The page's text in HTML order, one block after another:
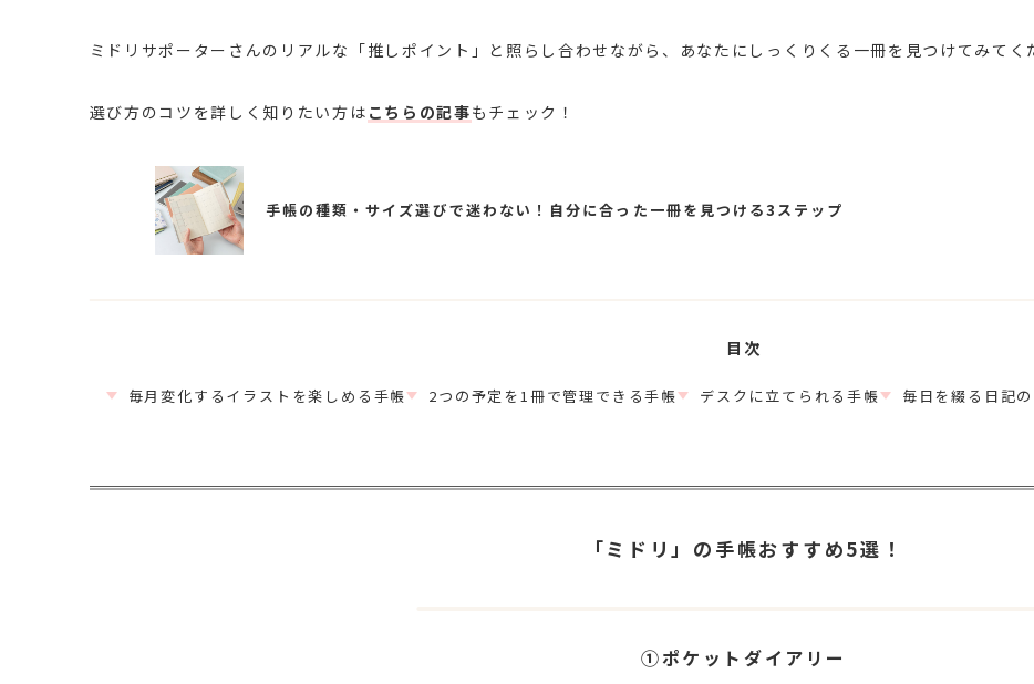
ミドリサポーターさんのリアルな「推しポイント」と照らし合わせながら、 あなたにしっくりくる一冊を見つけてみてく
選び方のコツを詳しく知りたい方は こちらの記事もチェック！
手帳の種類・サイズ選びで迷わない！自分に合った一冊を見つける3ステップ
目次
毎月変化するイラストを楽しめる手帳 2つの予定を1冊で管理できる手帳 デスクに立てられる手帳 毎日を綴る日記
「ミドリ」の手帳おすすめ5選！
①ポケットダイアリー